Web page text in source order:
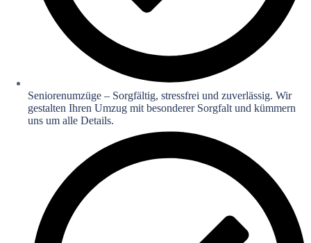
Seniorenumzüge – Sorgfältig, stressfrei und zuverlässig. Wir
gestalten Ihren Umzug mit besonderer Sorgfalt und kümmern
uns um alle Details.